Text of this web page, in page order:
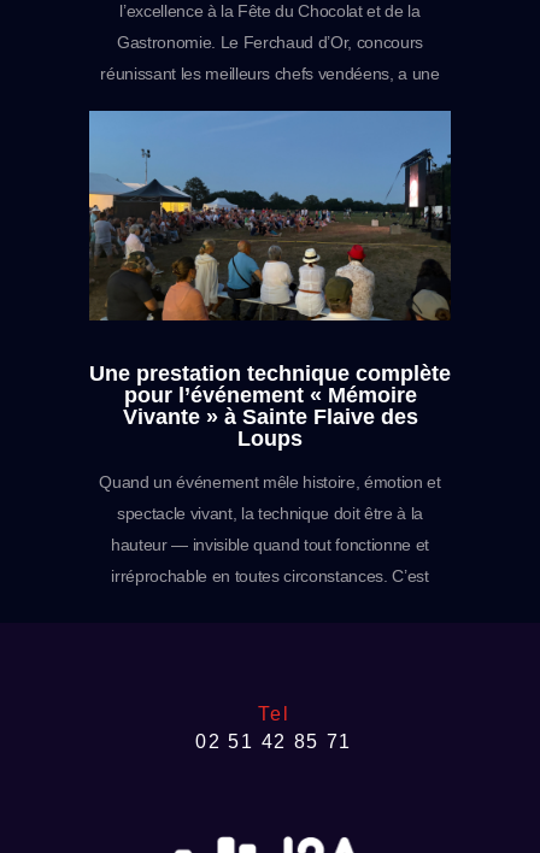
l’excellence à la Fête du Chocolat et de la
Gastronomie. Le Ferchaud d’Or, concours
réunissant les meilleurs chefs vendéens, a une
personne ne rate une miette du concours. Par
nature, un concours de cuisine se déroule dans
un espace de…
Une prestation technique complète
pour l’événement « Mémoire
Vivante » à Sainte Flaive des
Loups
Quand un événement mêle histoire, émotion et
spectacle vivant, la technique doit être à la
hauteur — invisible quand tout fonctionne et
irréprochable en toutes circonstances. C’est
homogène et constante.…
Tel
02 51 42 85 71